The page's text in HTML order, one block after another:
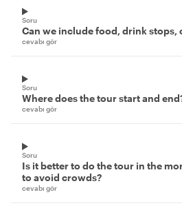
Soru
Can we include food, drink stops,
cevabı gör
Soru
Where does the tour start and
cevabı gör
Soru
Is it better to do the tour in the
to avoid crowds?
cevabı gör